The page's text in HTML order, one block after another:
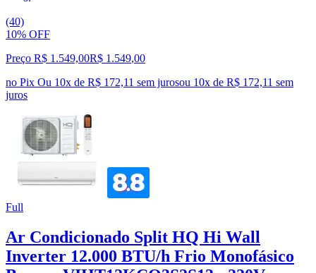
(40)
10% OFF
Preço R$ 1.549,00R$ 1.549,00
no Pix Ou 10x de R$ 172,11 sem jurosou 10x de R$ 172,11 sem
juros
Full
Ar Condicionado Split HQ Hi Wall
Inverter 12.000 BTU/h Frio Monofásico